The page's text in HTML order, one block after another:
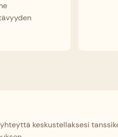
keskustellaksesi